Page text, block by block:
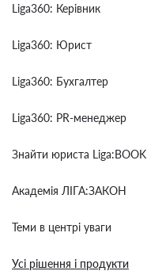
Liga360: Керівник
Liga360: Юрист
Liga360: Бухгалтер
Liga360: PR-менеджер
Знайти юриста Liga:BOOK
Академія ЛІГА:ЗАКОН
Теми в центрі уваги
Усі рішення і продукти